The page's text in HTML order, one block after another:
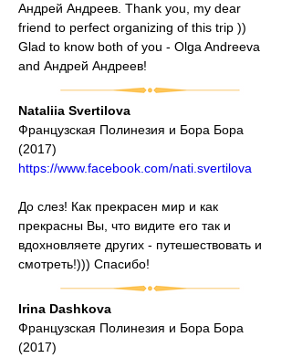
Андрей Андреев. Thank you, my dear
friend to perfect organizing of this trip ))
Glad to know both of you - Olga Andreeva
and Андрей Андреев!
Nataliia Svertilova
Французская Полинезия и Бора Бора
(2017)
https://www.facebook.com/nati.svertilova
До слез! Как прекрасен мир и как
прекрасны Вы, что видите его так и
вдохновляете других - путешествовать и
смотреть!))) Спасибо!
Irina Dashkova
Французская Полинезия и Бора Бора
(2017)